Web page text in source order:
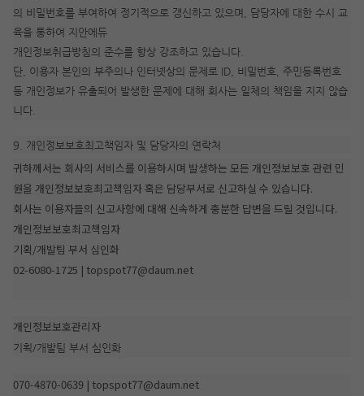
의 비밀번호를 부여하여 정기적으로 갱신하고 있으며, 담당자에 대한 수시 교
육을 통하여 지안에듀
개인정보취급방침의 준수를 항상 강조하고 있습니다.
단, 이용자 본인의 부주의나 인터넷상의 문제로 ID, 비밀번호, 주민등록번호
등 개인정보가 유출되어 발생한 문제에 대해 회사는 일체의 책임을 지지 않습
니다.
9. 개인정보보호최고책임자 및 담당자의 연락처
귀하께서는 회사의 서비스를 이용하시며 발생하는 모든 개인정보보호 관련 민
원을 개인정보보호최고책임자 혹은 담당부서로 신고하실 수 있습니다.
회사는 이용자들의 신고사항에 대해 신속하게 충분한 답변을 드릴 것입니다.
개인정보보호최고책임자
기획/개발팀 부서 심인화
02-6080-1725 | topspot77@daum.net
개인정보보호관리자
기획/개발팀 부서 심인화
070-4870-0639 | topspot77@daum.net